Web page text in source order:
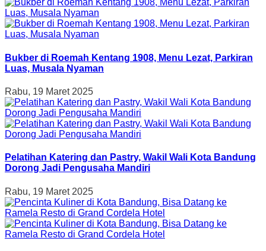
Bukber di Roemah Kentang 1908, Menu Lezat, Parkiran
Luas, Musala Nyaman
Rabu, 19 Maret 2025
Pelatihan Katering dan Pastry, Wakil Wali Kota Bandung
Dorong Jadi Pengusaha Mandiri
Rabu, 19 Maret 2025